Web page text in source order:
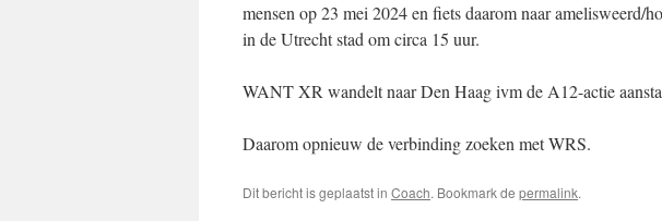
mensen op 23 mei 2024 en fiets daarom naar
in de Utrecht stad om circa 15 uur.
WANT XR wandelt naar Den Haag ivm de A12-actie
Daarom opnieuw de verbinding zoeken met WRS.
Dit bericht is geplaatst in Coach. Bookmark de permalink.